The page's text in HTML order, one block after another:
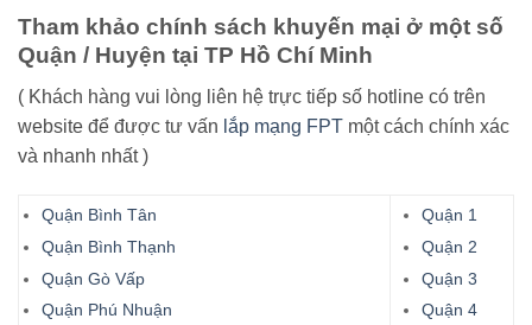
Tham khảo chính sách khuyến mại ở một số
Quận / Huyện tại TP Hồ Chí Minh
( Khách hàng vui lòng liên hệ trực tiếp số hotline có trên
website để được tư vấn lắp mạng FPT một cách chính xác
và nhanh nhất )
Quận Bình Tân
Quận Bình Thạnh
Quận Gò Vấp
Quận Phú Nhuận
Quận 1
Quận 2
Quận 3
Quận 4